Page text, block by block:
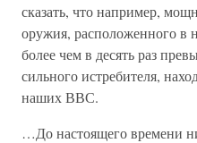
сказать, что например,
оружия, расположенного в
более чем в десять раз
сильного истребителя,
наших ВВС.
…До настоящего времени